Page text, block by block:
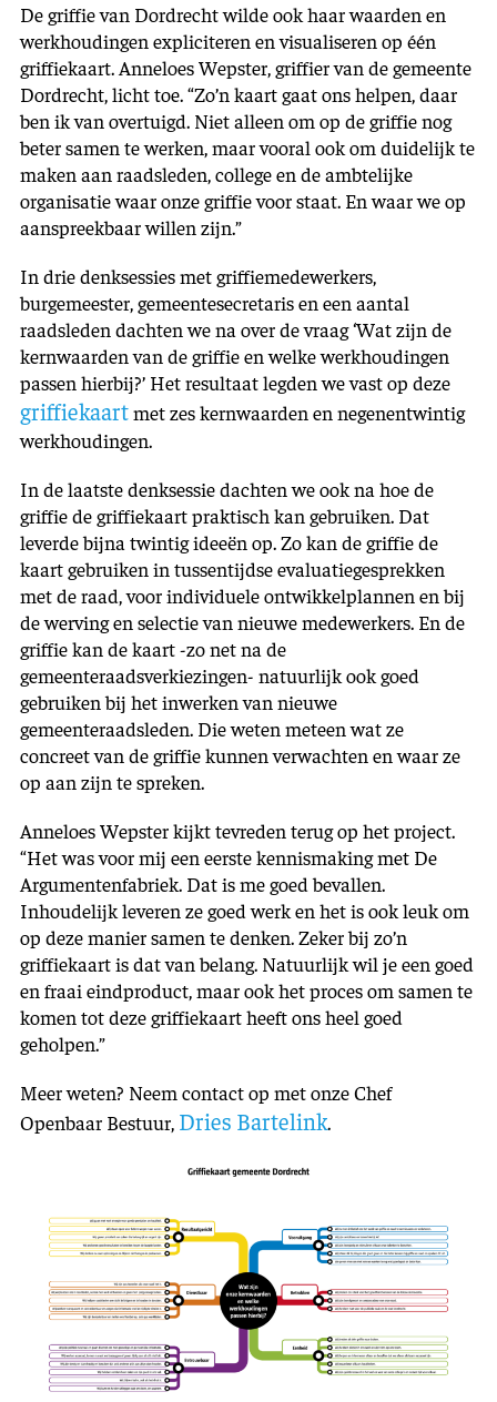
De griffie van Dordrecht wilde ook haar waarden en
werkhoudingen expliciteren en visualiseren op één
griffiekaart. Anneloes Wepster, griffier van de gemeente
Dordrecht, licht toe. “Zo’n kaart gaat ons helpen, daar
ben ik van overtuigd. Niet alleen om op de griffie nog
beter samen te werken, maar vooral ook om duidelijk te
maken aan raadsleden, college en de ambtelijke
organisatie waar onze griffie voor staat. En waar we op
aanspreekbaar willen zijn.”
In drie denksessies met griffiemedewerkers,
burgemeester, gemeentesecretaris en een aantal
raadsleden dachten we na over de vraag ‘Wat zijn de
kernwaarden van de griffie en welke werkhoudingen
passen hierbij?’ Het resultaat legden we vast op deze
griffiekaartmet zes kernwaarden en negenentwintig
werkhoudingen.
In de laatste denksessie dachten we ook na hoe de
griffie de griffiekaart praktisch kan gebruiken. Dat
leverde bijna twintig ideeën op. Zo kan de griffie de
kaart gebruiken in tussentijdse evaluatiegesprekken
met de raad, voor individuele ontwikkelplannen en bij
de werving en selectie van nieuwe medewerkers. En de
griffie kan de kaart -zo net na de
gemeenteraadsverkiezingen- natuurlijk ook goed
gebruiken bij het inwerken van nieuwe
gemeenteraadsleden. Die weten meteen wat ze
concreet van de griffie kunnen verwachten en waar ze
op aan zijn te spreken.
Anneloes Wepster kijkt tevreden terug op het project.
“Het was voor mij een eerste kennismaking met De
Argumentenfabriek. Dat is me goed bevallen.
Inhoudelijk leveren ze goed werk en het is ook leuk om
op deze manier samen te denken. Zeker bij zo’n
griffiekaart is dat van belang. Natuurlijk wil je een goed
en fraai eindproduct, maar ook het proces om samen te
komen tot deze griffiekaart heeft ons heel goed
geholpen.”
Meer weten? Neem contact op met onze Chef
Openbaar Bestuur, Dries Bartelink.